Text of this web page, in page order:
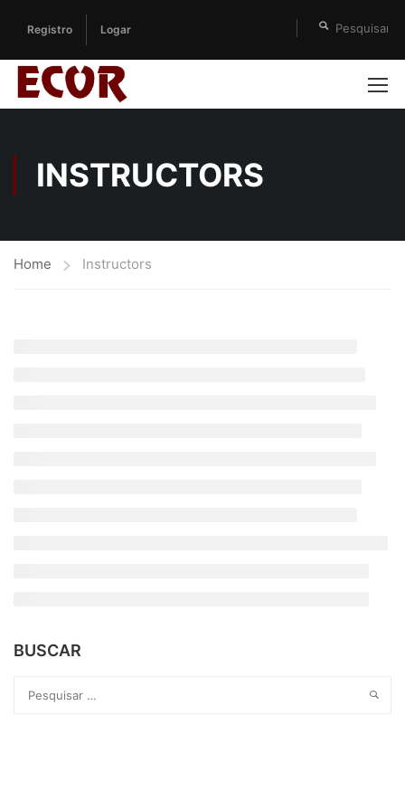
Registro Logar
INSTRUCTORS
Home Instructors
BUSCAR